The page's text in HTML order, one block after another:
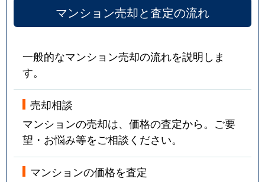
マンション売却と査定の流れ
一般的なマンション売却の流れを説明しま
す。
売却相談
マンションの売却は、価格の査定から。ご要
望・お悩み等をご相談ください。
マンションの価格を査定